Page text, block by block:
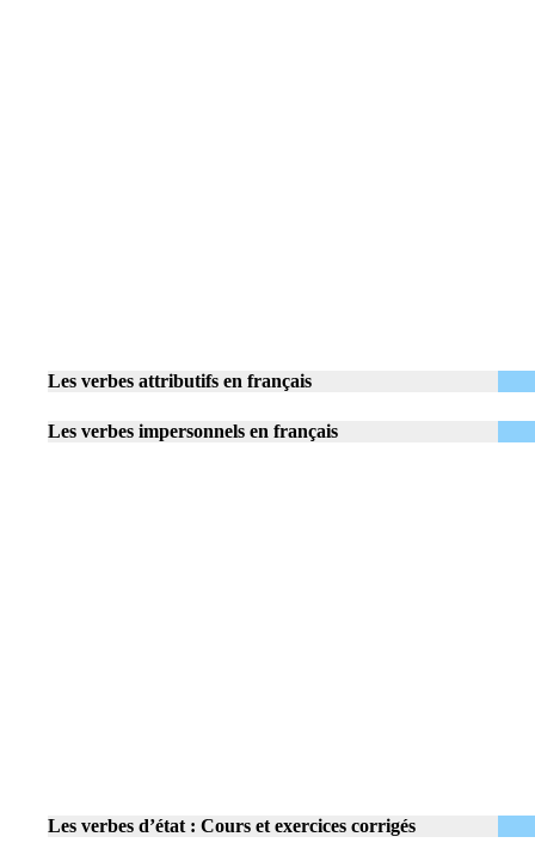
Les verbes attributifs en français
Les verbes impersonnels en français
Les verbes d’état : Cours et exercices corrigés